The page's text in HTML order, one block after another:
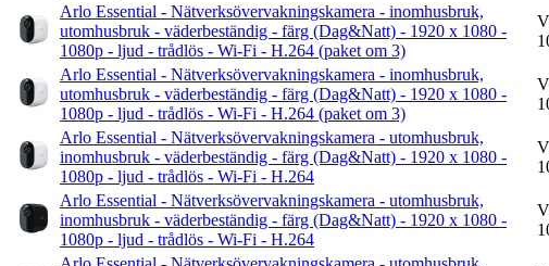
Arlo Essential - Nätverksövervakningskamera - inomhusbruk,
utomhusbruk - väderbeständig - färg (Dag&Natt) - 1920 x 1080 -
1080p - ljud - trådlös - Wi-Fi - H.264 (paket om 3)
Arlo Essential - Nätverksövervakningskamera - inomhusbruk,
utomhusbruk - väderbeständig - färg (Dag&Natt) - 1920 x 1080 -
1080p - ljud - trådlös - Wi-Fi - H.264 (paket om 3)
Arlo Essential - Nätverksövervakningskamera - utomhusbruk,
inomhusbruk - väderbeständig - färg (Dag&Natt) - 1920 x 1080 -
1080p - ljud - trådlös - Wi-Fi - H.264
Arlo Essential - Nätverksövervakningskamera - utomhusbruk,
inomhusbruk - väderbeständig - färg (Dag&Natt) - 1920 x 1080 -
1080p - ljud - trådlös - Wi-Fi - H.264